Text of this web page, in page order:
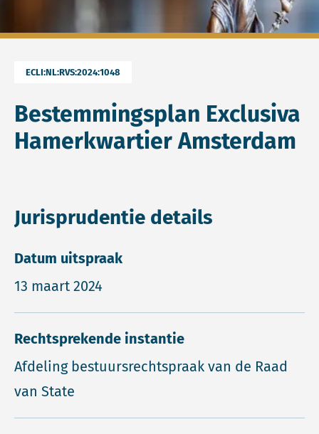
ECLI:NL:RVS:2024:1048
Bestemmingsplan Exclusiva
Hamerkwartier Amsterdam
Jurisprudentie details
Datum uitspraak
13 maart 2024
Rechtsprekende instantie
Afdeling bestuursrechtspraak van de Raad
van State